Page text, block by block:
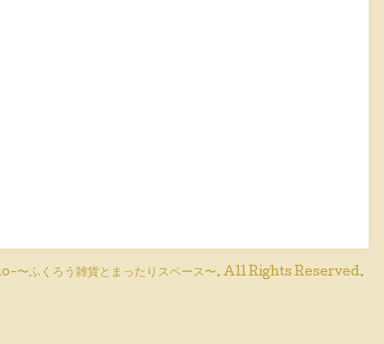
〜ふくろう雑貨とまったりスペース〜. All Rights Reserved.